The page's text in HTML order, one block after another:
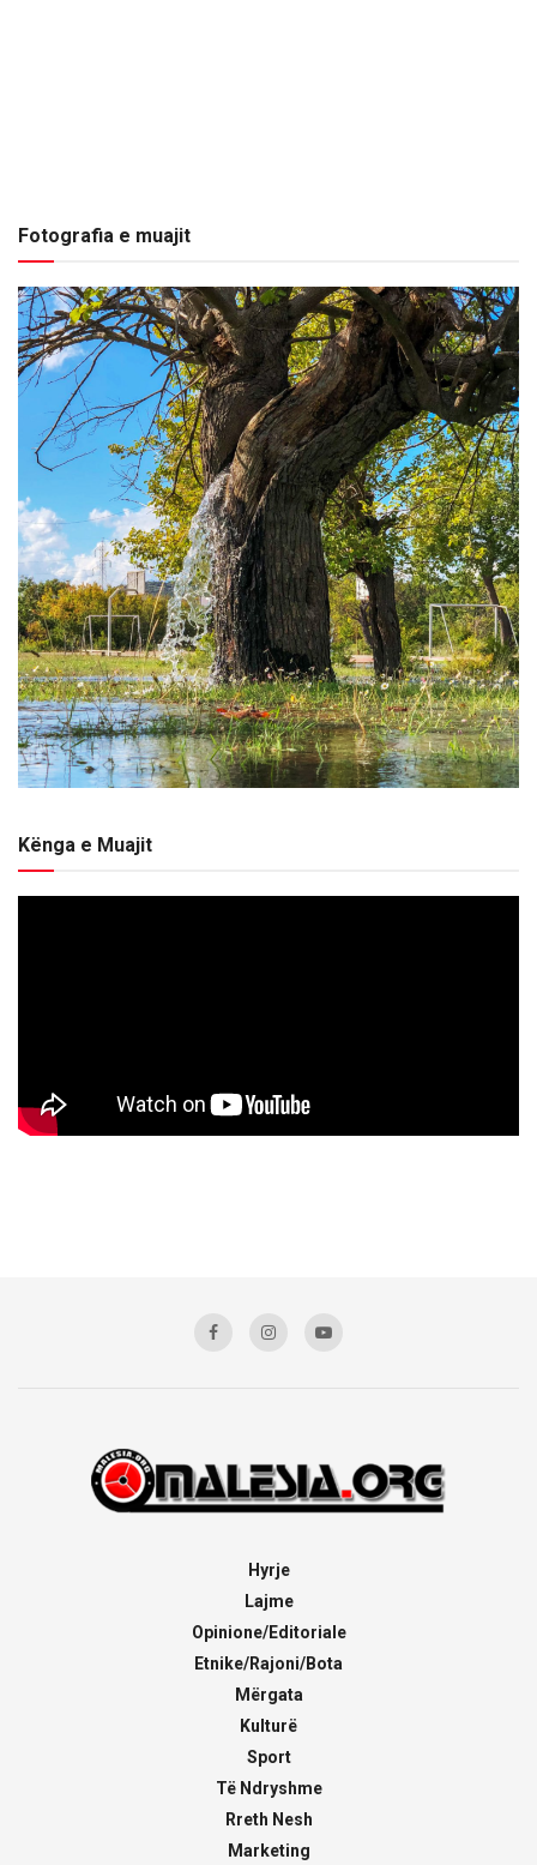
Fotografia e muajit
Kënga e Muajit
Hyrje
Lajme
Opinione/Editoriale
Etnike/Rajoni/Bota
Mërgata
Kulturë
Sport
Të Ndryshme
Rreth Nesh
Marketing